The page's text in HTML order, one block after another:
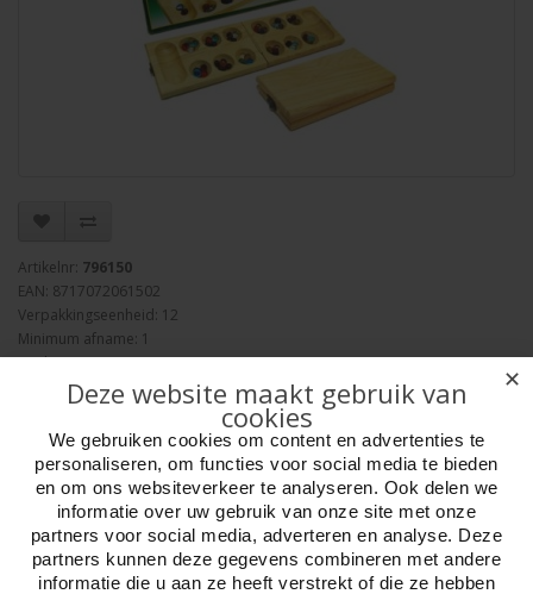
Artikelnr: 796150
EAN: 8717072061502
Verpakkingseenheid: 12
Minimum afname: 1
Merk:HOT Games
Aantal
✕
Deze website maakt gebruik van
cookies
We gebruiken cookies om content en advertenties te
personaliseren, om functies voor social media te bieden
en om ons websiteverkeer te analyseren. Ook delen we
informatie over uw gebruik van onze site met onze
partners voor social media, adverteren en analyse. Deze
partners kunnen deze gegevens combineren met andere
informatie die u aan ze heeft verstrekt of die ze hebben